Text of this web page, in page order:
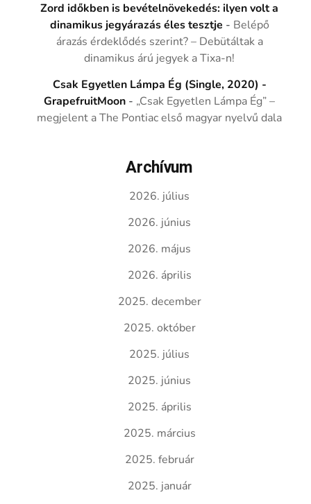
Zord időkben is bevételnövekedés: ilyen volt a
dinamikus jegyárazás éles tesztje - Belépő
árazás érdeklődés szerint? – Debütáltak a
dinamikus árú jegyek a Tixa-n!
Csak Egyetlen Lámpa Ég (Single, 2020) -
GrapefruitMoon - „Csak Egyetlen Lámpa Ég” –
megjelent a The Pontiac első magyar nyelvű dala
Archívum
2026. július
2026. június
2026. május
2026. április
2025. december
2025. október
2025. július
2025. június
2025. április
2025. március
2025. február
2025. január